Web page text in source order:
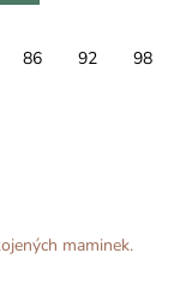
86 92 98
maminek.